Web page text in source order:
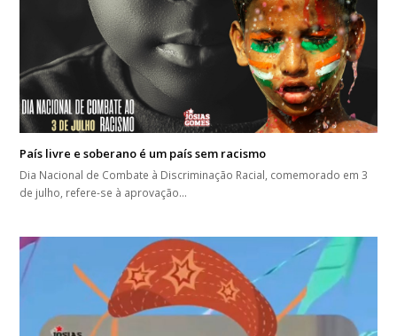
País livre e soberano é um país sem racismo
Dia Nacional de Combate à Discriminação Racial, comemorado em 3
de julho, refere-se à aprovação…